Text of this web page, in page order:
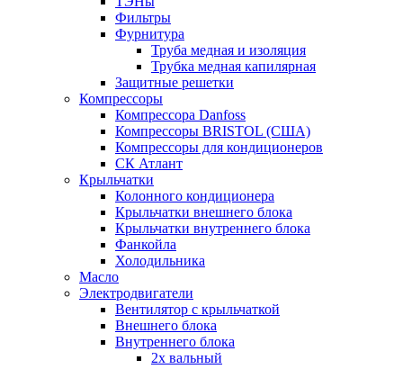
Фильтры
Фурнитура
Труба медная и изоляция
Трубка медная капилярная
Защитные решетки
Компрессоры
Компрессора Danfoss
Компрессоры BRISTOL (США)
Компрессоры для кондиционеров
СК Атлант
Крыльчатки
Колонного кондиционера
Крыльчатки внешнего блока
Крыльчатки внутреннего блока
Фанкойла
Холодильника
Масло
Электродвигатели
Вентилятор с крыльчаткой
Внешнего блока
Внутреннего блока
2х вальный